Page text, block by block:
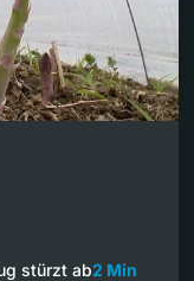
stürzt ab2 Min